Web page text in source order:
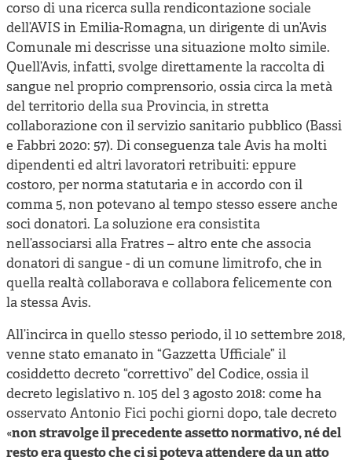
corso di una ricerca sulla rendicontazione sociale
dell’AVIS in Emilia-Romagna, un dirigente di un’Avis
Comunale mi descrisse una situazione molto simile.
Quell’Avis, infatti, svolge direttamente la raccolta di
sangue nel proprio comprensorio, ossia circa la metà
del territorio della sua Provincia, in stretta
collaborazione con il servizio sanitario pubblico (Bassi
e Fabbri 2020: 57). Di conseguenza tale Avis ha molti
dipendenti ed altri lavoratori retribuiti: eppure
costoro, per norma statutaria e in accordo con il
comma 5, non potevano al tempo stesso essere anche
soci donatori. La soluzione era consistita
nell’associarsi alla Fratres – altro ente che associa
donatori di sangue - di un comune limitrofo, che in
quella realtà collaborava e collabora felicemente con
la stessa Avis.
All’incirca in quello stesso periodo, il 10 settembre 2018,
venne stato emanato in “Gazzetta Ufficiale” il
cosiddetto decreto “correttivo” del Codice, ossia il
decreto legislativo n. 105 del 3 agosto 2018: come ha
osservato Antonio Fici pochi giorni dopo, tale decreto
«non stravolge il precedente assetto normativo, né del
resto era questo che ci si poteva attendere da un atto